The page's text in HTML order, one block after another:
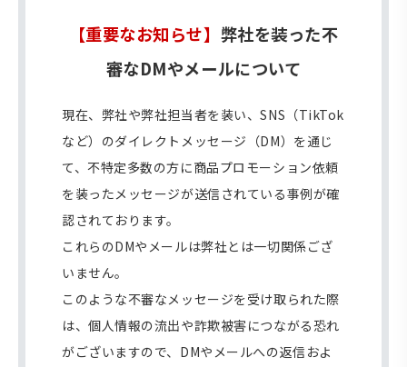
【重要なお知らせ】 弊社を装った不
審なDMやメールについて
現在、弊社や弊社担当者を装い、SNS（TikTok
など）のダイレクトメッセージ（DM）を通じ
て、不特定多数の方に商品プロモーション依頼
を装ったメッセージが送信されている事例が確
認されております。
これらのDMやメールは弊社とは一切関係ござ
いません。
このような不審なメッセージを受け取られた際
は、個人情報の流出や詐欺被害につながる恐れ
がございますので、DMやメールへの返信およ